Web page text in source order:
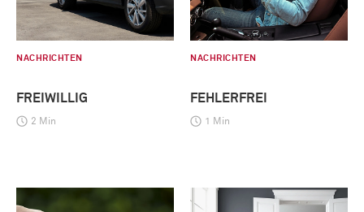
NACHRICHTEN
FREIWILLIG
2 Min
NACHRICHTEN
FEHLERFREI
1 Min